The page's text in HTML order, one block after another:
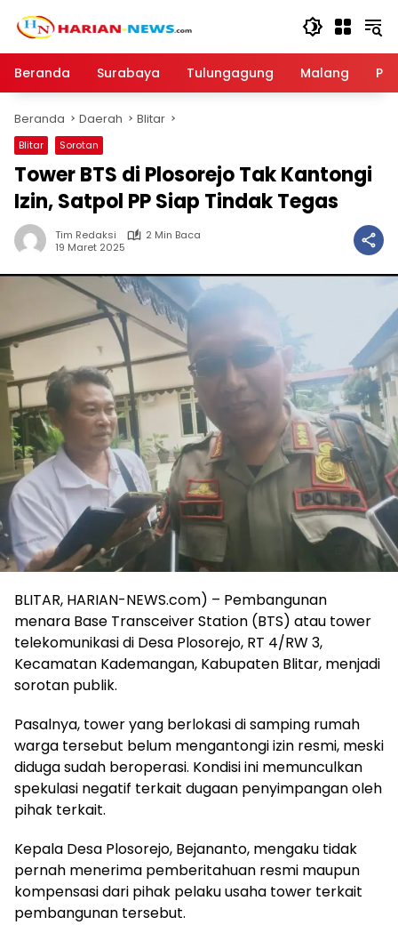
Beranda
Surabaya Tulungagung Malang
Beranda Daerah Blitar
Blitar Sorotan
Tower BTS di Plosorejo Tak Kantongi
Izin, Satpol PP Siap Tindak Tegas
Tim Redaksi
2 Min Baca
19 Maret 2025
BLITAR, HARIAN-NEWS.com) – Pembangunan
menara Base Transceiver Station (BTS) atau tower
telekomunikasi di Desa Plosorejo, RT 4/RW 3,
Kecamatan Kademangan, Kabupaten Blitar, menjadi
sorotan publik.
Pasalnya, tower yang berlokasi di samping rumah
warga tersebut belum mengantongi izin resmi, meski
diduga sudah beroperasi. Kondisi ini memunculkan
spekulasi negatif terkait dugaan penyimpangan oleh
pihak terkait.
Kepala Desa Plosorejo, Bejananto, mengaku tidak
pernah menerima pemberitahuan resmi maupun
kompensasi dari pihak pelaku usaha tower terkait
pembangunan tersebut.